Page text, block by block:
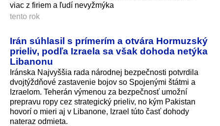
viac z firiem a ľudí nevyžmýka
tento rok
Irán súhlasil s prímerím a otvára Hormuzský
prieliv, podľa Izraela sa však dohoda netýka
Libanonu
Iránska Najvyššia rada národnej bezpečnosti potvrdila
dvojtýždňové zastavenie bojov so Spojenými štátmi a
Izraelom. Teherán výmenou za bezpečnosť umožní
prepravu ropy cez strategický prieliv, no kým Pakistan
hovorí o mieri aj v Libanone, Izrael túto časť dohody
nateraz odmieta.